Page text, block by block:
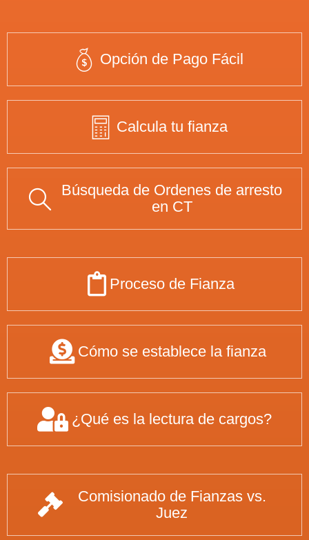
Opción de Pago Fácil
Calcula tu fianza
Búsqueda de Ordenes de arresto
en CT
Proceso de Fianza
Cómo se establece la fianza
¿Qué es la lectura de cargos?
Comisionado de Fianzas vs.
Juez